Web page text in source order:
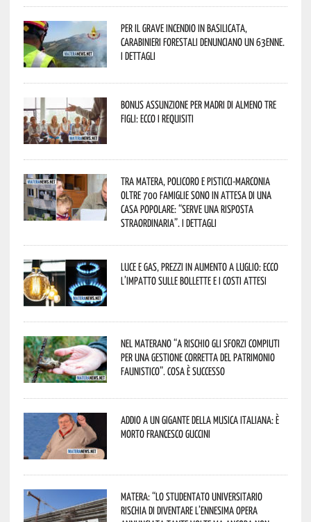
Per il grave incendio in Basilicata,
Carabinieri forestali denunciano un 63enne.
I dettagli
Bonus assunzione per madri di almeno tre
figli: ecco i requisiti
Tra Matera, Policoro e Pisticci-Marconia
oltre 700 famiglie sono in attesa di una
casa popolare: “serve una risposta
straordinaria”. I dettagli
Luce e gas, prezzi in aumento a luglio: ecco
l’impatto sulle bollette e i costi attesi
Nel materano “a rischio gli sforzi compiuti
per una gestione corretta del patrimonio
faunistico”. Cosa è successo
Addio a un gigante della musica italiana: è
morto Francesco Guccini
Matera: “Lo studentato universitario
rischia di diventare l’ennesima opera